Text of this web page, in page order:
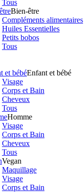
Tous
Bien-être
Compléments alimentaires
Huiles Essentielles
Petits bobos
Tous
et bébéEnfant et bébé
Visage
Corps et Bain
Cheveux
Tous
Homme
Visage
Corps et Bain
Cheveux
Tous
Vegan
Maquillage
Visage
Corps et Bain